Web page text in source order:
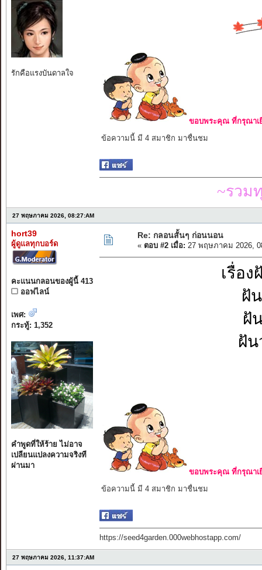
รักคือแรงบันดาลใจ
ขอบพระคุณ ที่กรุณาเ
ข้อความนี้ มี 4 สมาชิก มาชื่นชม
~รวม
27 พฤษภาคม 2026, 08:27:AM
hort39
ผู้ดูแลทุกบอร์ด
คะแนนกลอนของผู้นี้ 413
ออฟไลน์
เพศ:
กระทู้: 1,352
คำพูดที่ให้ร้าย ไม่อาจ
เปลียนแปลงความจริงที
ผ่านมา
Re: กลอนสั้นๆ ก่อนนอน
« ตอบ #2 เมื่อ: 27 พฤษภาคม 2026,
เรื่อ
ฝั
ฝั
ฝัน
ขอบพระคุณ ที่กรุณาเ
ข้อความนี้ มี 4 สมาชิก มาชื่นชม
https://seed4garden.000webhostapp.com/
27 พฤษภาคม 2026, 11:37:AM